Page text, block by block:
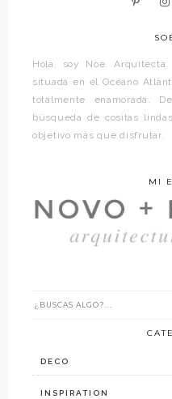
Hola, soy Noe.
situada en el Océano
totalmente enamorada.
búsqueda de cositas
objetivo más que disfrutar.
MI
DECO
INSPIRATION